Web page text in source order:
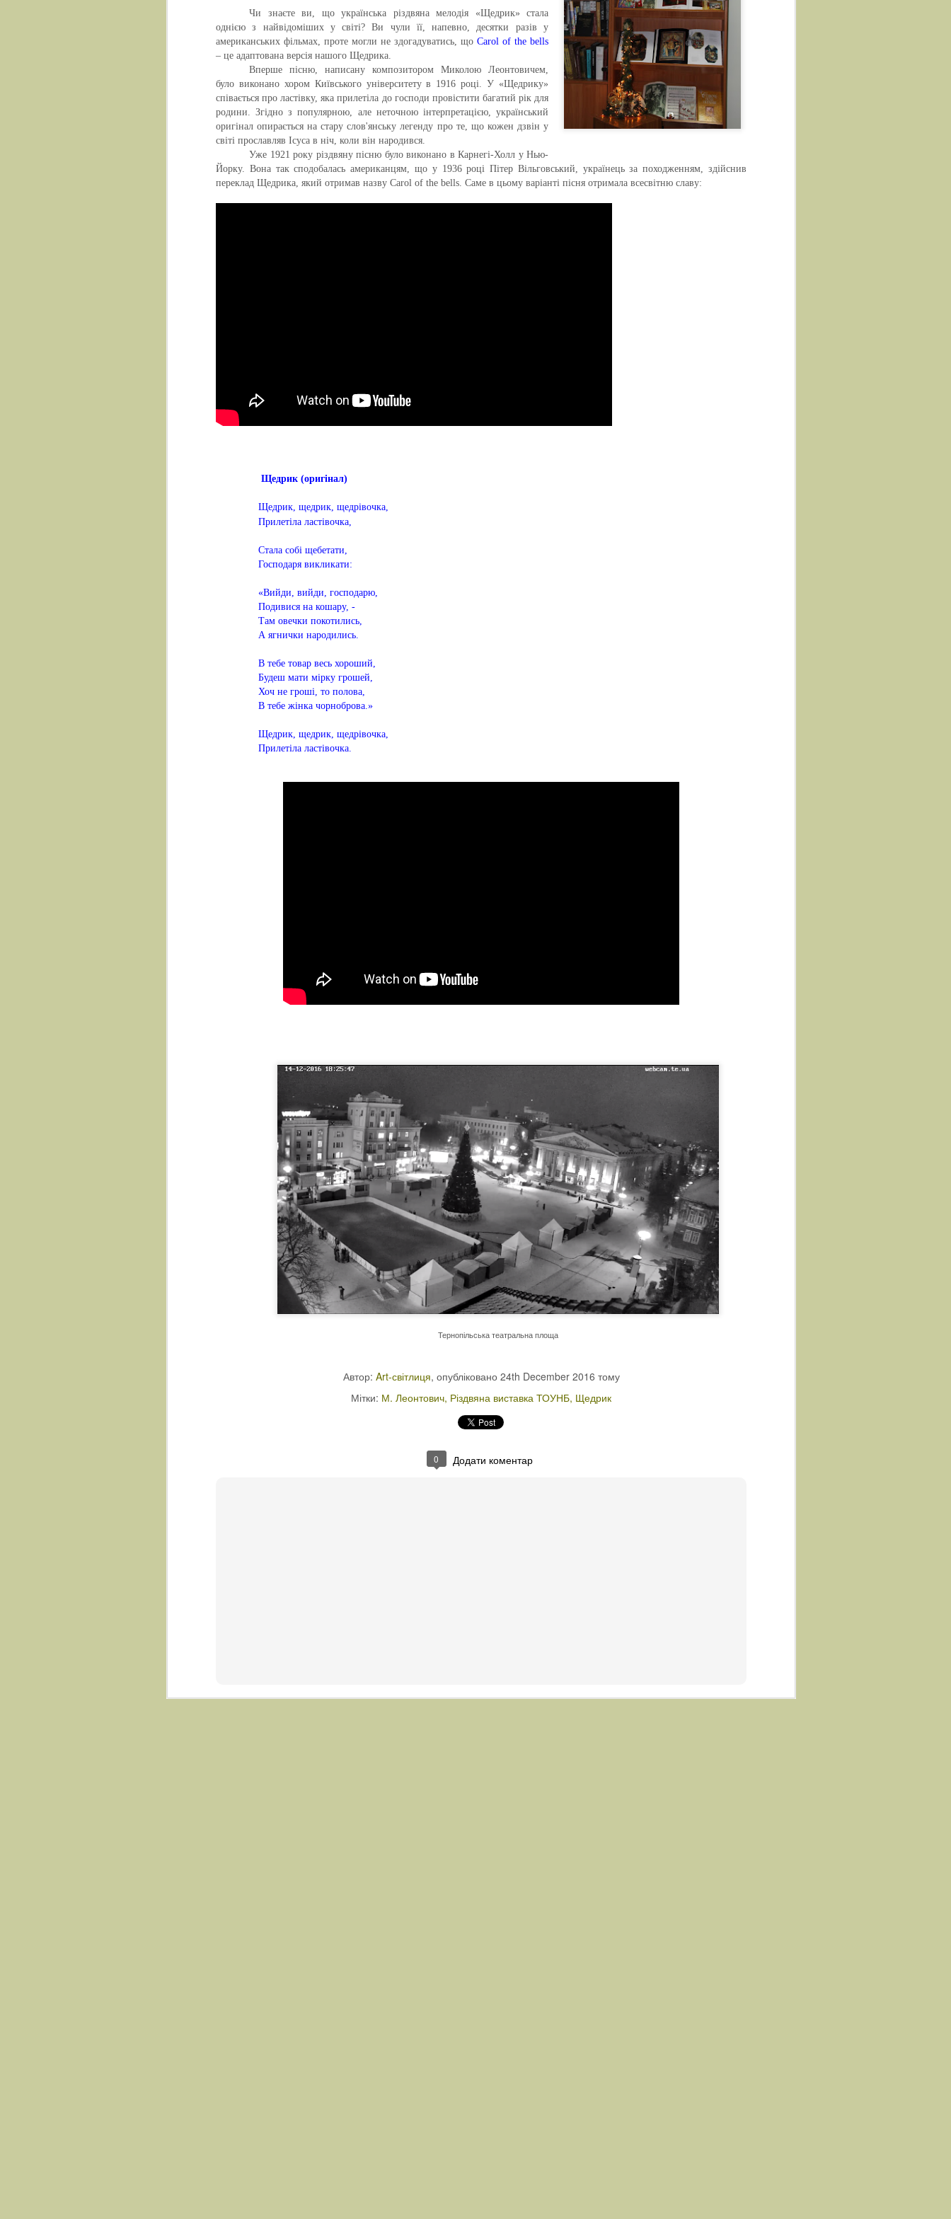
Чи знаєте ви, що українська різдвяна мелодія «Щедрик» стала
однією з найвідоміших у світі?Ви чули її, напевно, десятки разів у
американських фільмах, проте могли не здогадуватись, що Carol of the bells
– це адаптована версія нашого Щедрика.
Вперше пісню, написану композитором Миколою Леонтовичем,
було виконано хором Київського університету в 1916 році. У «Щедрику»
співається про ластівку, яка прилетіла до господи провістити багатий рік для
родини. Згідно з популярною, але неточною інтерпретацією, український
оригінал опирається на стару слов'янську легенду про те, що кожен дзвін у
світі прославляв Ісуса в ніч, коли він народився.
Уже 1921 року різдвяну пісню було виконано в Карнегі-Холл у Нью-
Йорку. Вона так сподобалась американцям, що у 1936 році Пітер Вільговський, українець за походженням, здійснив
переклад Щедрика, який отримав назву Carol of the bells. Саме в цьому варіанті пісня отримала всесвітню славу:
Щедрик (оригінал)
Щедрик, щедрик, щедрівочка,
Прилетіла ластівочка,
Стала собі щебетати,
Господаря викликати:
«Вийди, вийди, господарю,
Подивися на кошару, -
Там овечки покотились,
А ягнички народились.
В тебе товар весь хороший,
Будеш мати мірку грошей,
Хоч не гроші, то полова,
В тебе жінка чорноброва.»
Щедрик, щедрик, щедрівочка,
Прилетіла ластівочка.
Тернопільська театральна площа
Автор: Art-світлиця, опубліковано 24th December 2016 тому
Мітки: М. Леонтович Різдвяна виставка ТОУНБ Щедрик
0 Додати коментар
Презентація книги Богдана Лобура «Гарбузів мій»